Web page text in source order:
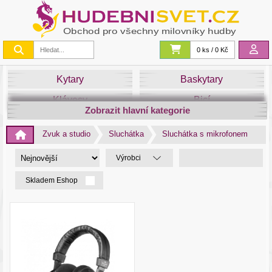
0 ks / 0 Kč
Kytary
Baskytary
Klávesy
Bicí
Smyčce
Dechy
Zvuk&Studio
Zobrazit hlavní kategorie
Zvuk a studio Sluchátka Sluchátka s mikrofonem
Výrobci
Skladem Eshop